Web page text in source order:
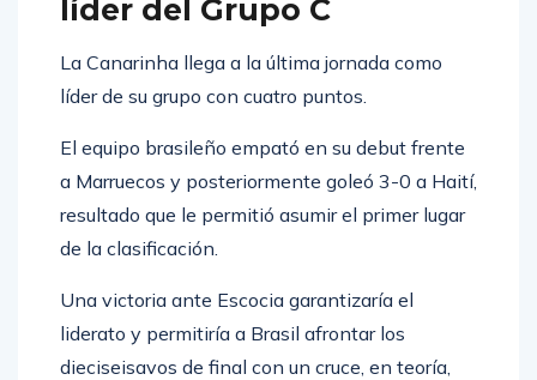
líder del Grupo C
La Canarinha llega a la última jornada como
líder de su grupo con cuatro puntos.
El equipo brasileño empató en su debut frente
a Marruecos y posteriormente goleó 3-0 a Haití,
resultado que le permitió asumir el primer lugar
de la clasificación.
Una victoria ante Escocia garantizaría el
liderato y permitiría a Brasil afrontar los
dieciseisavos de final con un cruce, en teoría,